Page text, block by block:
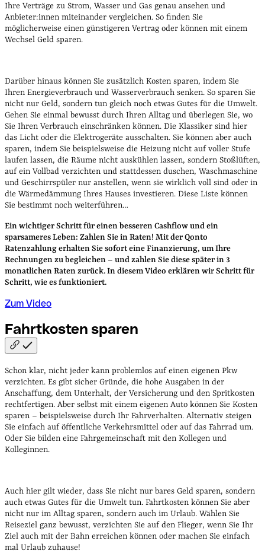
Ihre Verträge zu Strom, Wasser und Gas genau ansehen und
Anbieter:innen miteinander vergleichen. So finden Sie
möglicherweise einen günstigeren Vertrag oder können mit einem
Wechsel Geld sparen.
Darüber hinaus können Sie zusätzlich Kosten sparen, indem Sie
Ihren Energieverbrauch und Wasserverbrauch senken. So sparen Sie
nicht nur Geld, sondern tun gleich noch etwas Gutes für die Umwelt.
Gehen Sie einmal bewusst durch Ihren Alltag und überlegen Sie, wo
Sie Ihren Verbrauch einschränken können. Die Klassiker sind hier
das Licht oder die Elektrogeräte ausschalten. Sie können aber auch
sparen, indem Sie beispielsweise die Heizung nicht auf voller Stufe
laufen lassen, die Räume nicht auskühlen lassen, sondern Stoßlüften,
auf ein Vollbad verzichten und stattdessen duschen, Waschmaschine
und Geschirrspüler nur anstellen, wenn sie wirklich voll sind oder in
die Wärmedämmung Ihres Hauses investieren. Diese Liste können
Sie bestimmt noch weiterführen…
Ein wichtiger Schritt für einen besseren Cashflow und ein
sparsameres Leben: Zahlen Sie in Raten! Mit der Qonto
Ratenzahlung erhalten Sie sofort eine Finanzierung, um Ihre
Rechnungen zu begleichen – und zahlen Sie diese später in 3
monatlichen Raten zurück. In diesem Video erklären wir Schritt für
Schritt, wie es funktioniert.
Zum Video
Fahrtkosten sparen
Schon klar, nicht jeder kann problemlos auf einen eigenen Pkw
verzichten. Es gibt sicher Gründe, die hohe Ausgaben in der
Anschaffung, dem Unterhalt, der Versicherung und den Spritkosten
rechtfertigen. Aber selbst mit einem eigenen Auto können Sie Kosten
sparen – beispielsweise durch Ihr Fahrverhalten. Alternativ steigen
Sie einfach auf öffentliche Verkehrsmittel oder auf das Fahrrad um.
Oder Sie bilden eine Fahrgemeinschaft mit den Kollegen und
Kolleginnen.
Auch hier gilt wieder, dass Sie nicht nur bares Geld sparen, sondern
auch etwas Gutes für die Umwelt tun. Fahrtkosten können Sie aber
nicht nur im Alltag sparen, sondern auch im Urlaub. Wählen Sie
Reiseziel ganz bewusst, verzichten Sie auf den Flieger, wenn Sie Ihr
Ziel auch mit der Bahn erreichen können oder machen Sie einfach
mal Urlaub zuhause!